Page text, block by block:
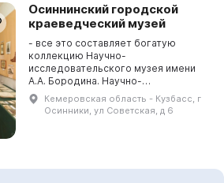
Осиннинский городской
краеведческий музей
- все это составляет богатую
коллекцию Научно-
исследовательского музея имени
А.А. Бородина. Научно-
исследовательский музей имени
А.А. Бородина представляет
богатую коллекцию, включающую
Кемеровская область - Кузбасс, г
Осинники, ул Советская, д 6